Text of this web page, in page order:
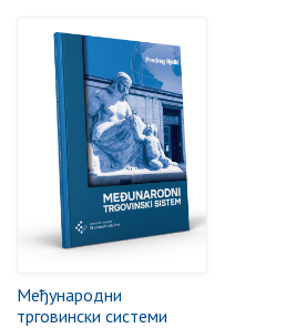
Међународни
трговински системи